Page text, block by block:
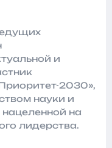
и
2030»,
науки и
на
лидерства.